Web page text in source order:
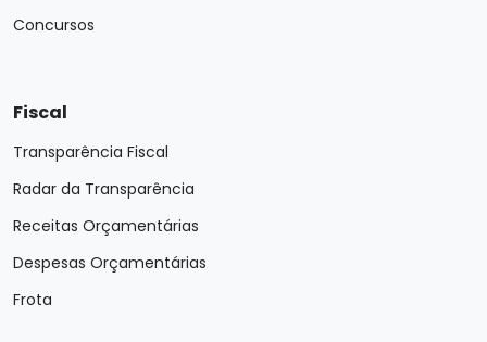
Concursos
Fiscal
Transparência Fiscal
Radar da Transparência
Receitas Orçamentárias
Despesas Orçamentárias
Frota